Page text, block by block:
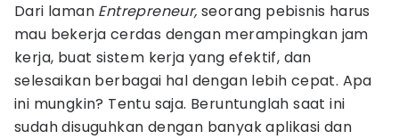
Dari laman Entrepreneur,seorang pebisnis harus
mau bekerja cerdas dengan merampingkan jam
kerja, buat sistem kerja yang efektif, dan
selesaikan berbagai hal dengan lebih cepat. Apa
ini mungkin? Tentu saja. Beruntunglah saat ini
sudah disuguhkan dengan banyak aplikasi dan